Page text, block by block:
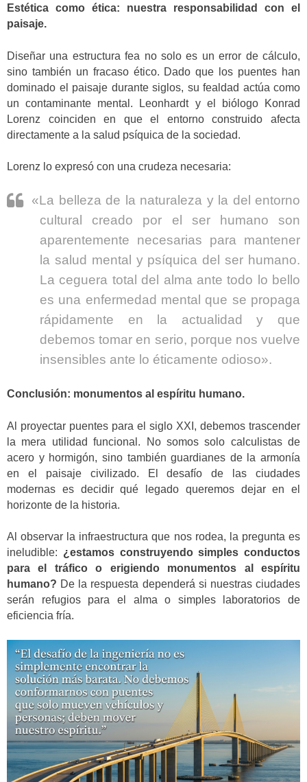
Estética como ética: nuestra responsabilidad con el
paisaje.
Diseñar una estructura fea no solo es un error de cálculo,
sino también un fracaso ético. Dado que los puentes han
dominado el paisaje durante siglos, su fealdad actúa como
un contaminante mental. Leonhardt y el biólogo Konrad
Lorenz coinciden en que el entorno construido afecta
directamente a la salud psíquica de la sociedad.
Lorenz lo expresó con una crudeza necesaria:
«La belleza de la naturaleza y la del entorno
cultural creado por el ser humano son
aparentemente necesarias para mantener
la salud mental y psíquica del ser humano.
La ceguera total del alma ante todo lo bello
es una enfermedad mental que se propaga
rápidamente en la actualidad y que
debemos tomar en serio, porque nos vuelve
insensibles ante lo éticamente odioso».
Conclusión: monumentos al espíritu humano.
Al proyectar puentes para el siglo XXI, debemos trascender
la mera utilidad funcional. No somos solo calculistas de
acero y hormigón, sino también guardianes de la armonía
en el paisaje civilizado. El desafío de las ciudades
modernas es decidir qué legado queremos dejar en el
horizonte de la historia.
Al observar la infraestructura que nos rodea, la pregunta es
ineludible: ¿estamos construyendo simples conductos
para el tráfico o erigiendo monumentos al espíritu
humano? De la respuesta dependerá si nuestras ciudades
serán refugios para el alma o simples laboratorios de
eficiencia fría.